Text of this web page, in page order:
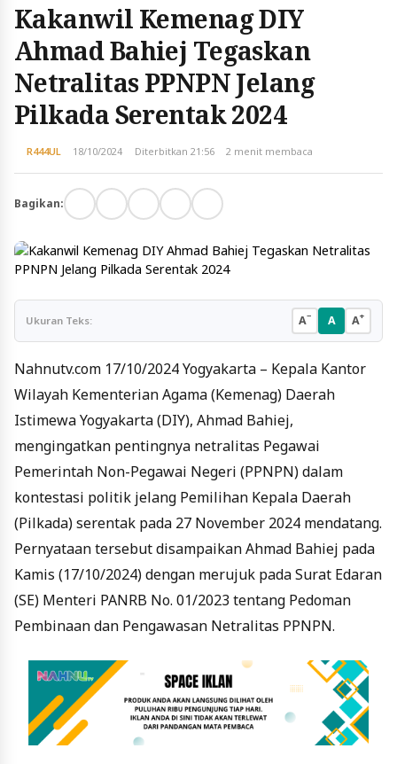
Kakanwil Kemenag DIY
Ahmad Bahiej Tegaskan
Netralitas PPNPN Jelang
Pilkada Serentak 2024
R444UL 18/10/2024 Diterbitkan 21:56 2 menit membaca
Bagikan:
Ukuran Teks: A− A A+
Nahnutv.com 17/10/2024 Yogyakarta – Kepala Kantor
Wilayah Kementerian Agama (Kemenag) Daerah
Istimewa Yogyakarta (DIY), Ahmad Bahiej,
mengingatkan pentingnya netralitas Pegawai
Pemerintah Non-Pegawai Negeri (PPNPN) dalam
kontestasi politik jelang Pemilihan Kepala Daerah
(Pilkada) serentak pada 27 November 2024 mendatang.
Pernyataan tersebut disampaikan Ahmad Bahiej pada
Kamis (17/10/2024) dengan merujuk pada Surat Edaran
(SE) Menteri PANRB No. 01/2023 tentang Pedoman
Pembinaan dan Pengawasan Netralitas PPNPN.